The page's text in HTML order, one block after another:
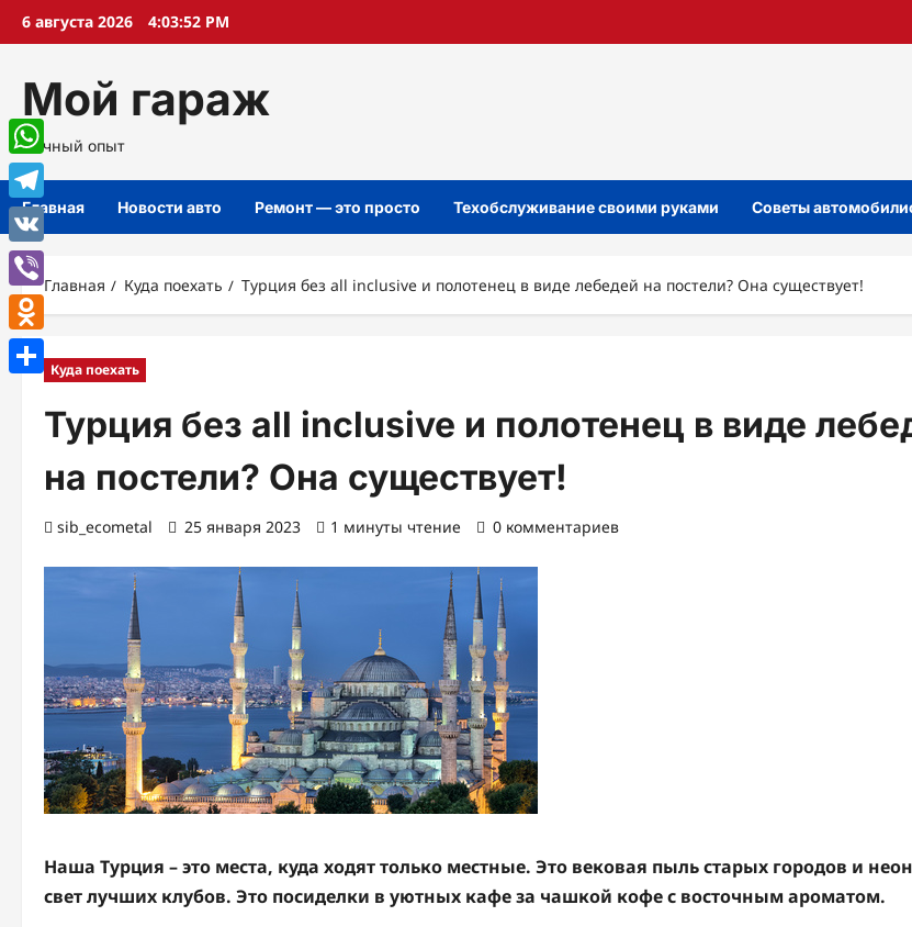
Перейти
6 августа 2026 4:03:53 PM
Мой гараж
Личный опыт
Главная Новости авто Ремонт — это просто Техобслуживание своими руками Советы
Главная Куда поехать Турция без all inclusive и полотенец в виде лебедей на постели? Она существует!
Куда поехать
Турция без all inclusive и полотенец в виде
на постели? Она существует!
sib_ecometal 25 января 2023 1 минуты чтение 0 комментариев
Наша Турция – это места, куда ходят только местные. Это вековая пыль старых городов и
свет лучших клубов. Это посиделки в уютных кафе за чашкой кофе с восточным ароматом.
WhatsApp
Telegram
VK
Viber
Odnoklassniki